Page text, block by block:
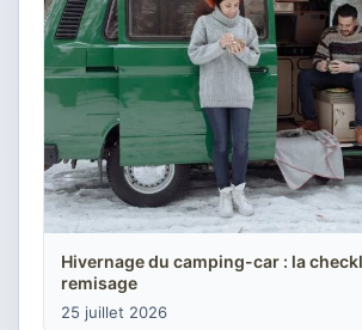
Hivernage du camping-car : la
remisage
25 juillet 2026